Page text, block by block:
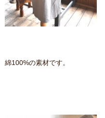
綿100%の素材です。